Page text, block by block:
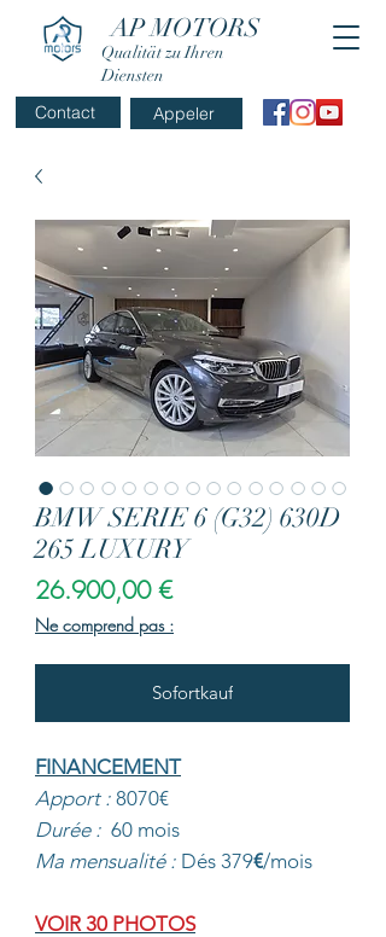
AP MOTORS
Qualität zu Ihren
Diensten
Appeler
Contact
BMW SERIE 6 (G32) 630D
265 LUXURY
26.900,00 €Preis
Ne comprend pas :
Sofortkauf
FINANCEMENT
Apport : 8070€
Durée : 60 mois
Ma mensualité : Dés 379€/mois
VOIR 30 PHOTOS